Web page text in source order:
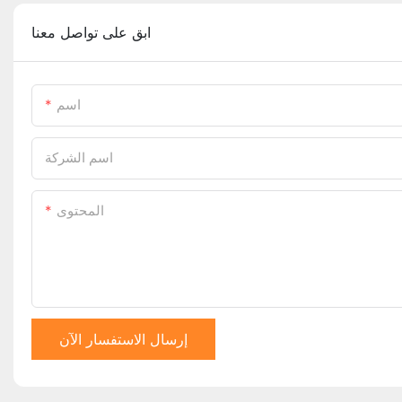
ابق على تواصل معنا
اسم
اسم الشركة
المحتوى
إرسال الاستفسار الآن